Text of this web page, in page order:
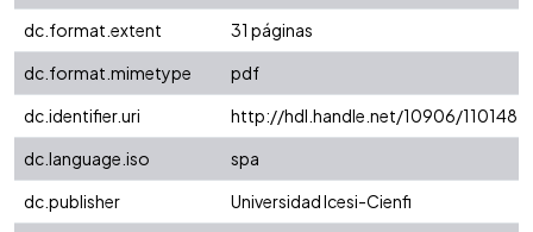
dc.format.extent
31 páginas
dc.format.mimetype
pdf
dc.identifier.uri
http://hdl.handle.net/10906/110148
dc.language.iso
spa
dc.publisher
Universidad Icesi-Cienfi